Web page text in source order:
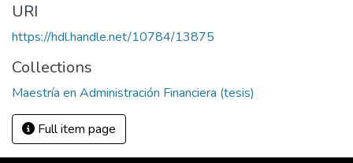
URI
https://hdl.handle.net/10784/13875
Collections
Maestría en Administración Financiera (tesis)
Full item page